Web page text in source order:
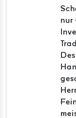
nur